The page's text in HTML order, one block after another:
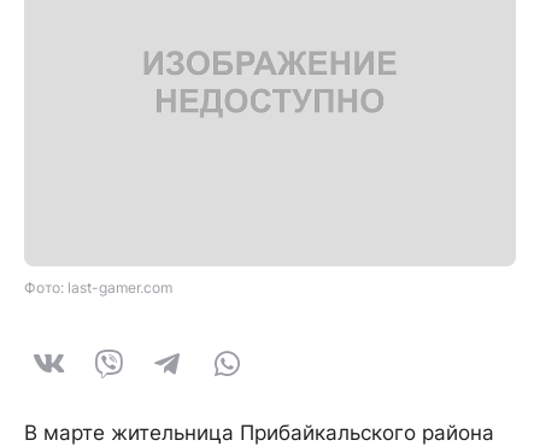
Фото: last-gamer.com
В марте жительница Прибайкальского района